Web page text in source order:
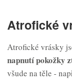
Atrofické
Atrofické vrásky
napnutí pokožky
všude na těle -